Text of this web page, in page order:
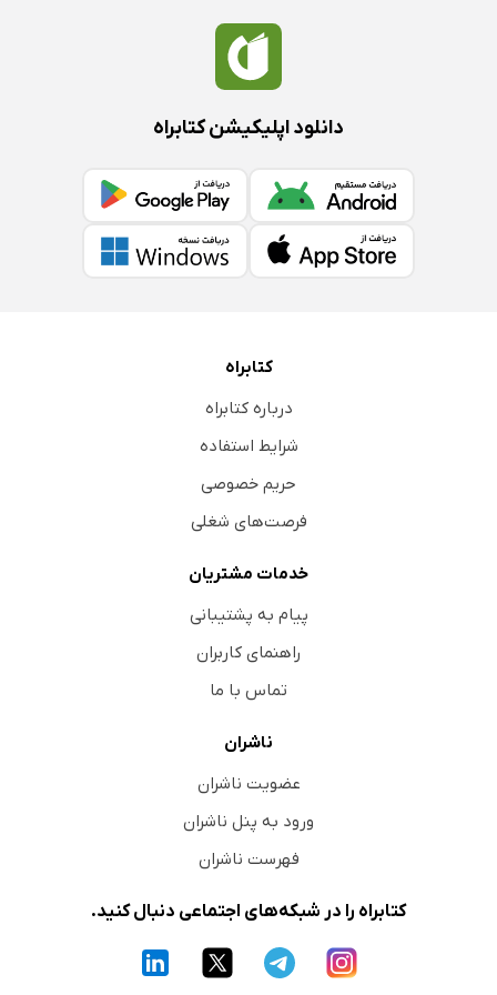
دانلود اپلیکیشن کتابراه
کتابراه
درباره کتابراه
شرایط استفاده
حریم خصوصی
فرصت‌های شغلی
خدمات مشتریان
پیام به پشتیبانی
راهنمای کاربران
تماس با ما
ناشران
عضویت ناشران
ورود به پنل ناشران
فهرست ناشران
کتابراه را در شبکه‌های اجتماعی دنبال کنید.